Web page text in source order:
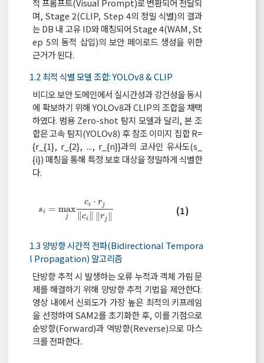
적 프롬프트(Visual Prompt)로 변환되어 전달되
며, Stage 2(CLIP, Step 4의 정밀 식별)의 결과
는 DB 내 고유 ID와 매칭되어 Stage 4(WAM, St
ep 5의 동적 삽입)의 보안 페이로드 생성을 위한
근거가 된다.
1.2 최적 식별 모델 조합: YOLOv8 & CLIP
비디오 보안 도메인에서 실시간성과 강건성을 동시
에 확보하기 위해 YOLOv8과 CLIP의 조합을 채택
하였다. 범용 Zero-shot 탐지 모델과 달리, 본 조
합은 고속 탐지(YOLOv8) 후 참조 이미지 집합 R=
{r_{1}, r_{2}, ..., r_{n}}과의 코사인 유사도(s_
{i}) 매칭을 통해 특정 보호 대상을 정밀하게 식별한
다.
si = max
j
ci ⋅ rj
∥ci ∥rj
si=maxjci⋅rjcirj (1)
1.3 양방향 시간적 전파(Bidirectional Tempora
l Propagation) 알고리즘
단방향 추적 시 발생하는 오류 누적과 객체 가림 문
제를 해결하기 위해 양방향 추적 기법을 제안한다.
영상 내에서 신뢰도가 가장 높은 최적의 키프레임
을 선정하여 SAM2를 초기화한 후, 이를 기점으로
순방향(Forward)과 역방향(Reverse)으로 마스
크를 전파한다.